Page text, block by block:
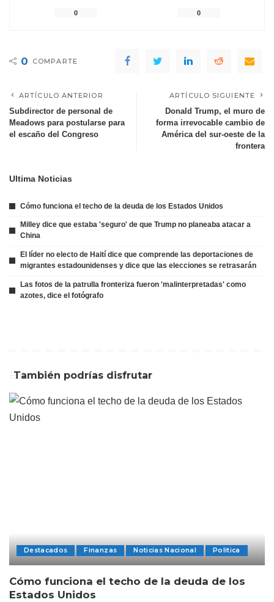
0 0
0 COMPARTE
ARTÍCULO ANTERIOR
Subdirector de personal de
Meadows para postularse para
el escaño del Congreso
ARTÍCULO SIGUIENTE
Donald Trump, el muro de
forma irrevocable cambio de
América del sur-oeste de la
frontera
Ultima Noticias
Cómo funciona el techo de la deuda de los Estados Unidos
Milley dice que estaba 'seguro' de que Trump no planeaba atacar a
China
El líder no electo de Haití dice que comprende las deportaciones de
migrantes estadounidenses y dice que las elecciones se retrasarán
Las fotos de la patrulla fronteriza fueron 'malinterpretadas' como
azotes, dice el fotógrafo
También podrías disfrutar
Destacados Finanzas Noticias Nacional Politica
Cómo funciona el techo de la deuda de los
Estados Unidos